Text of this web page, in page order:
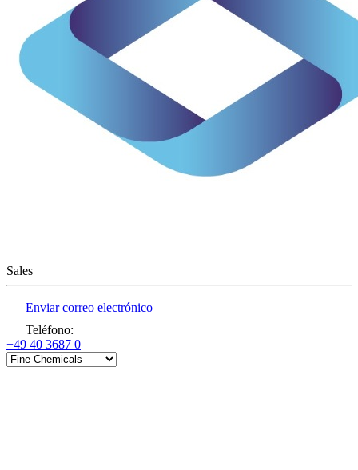
Sales
Enviar correo electrónico
Teléfono:
+49 40 3687 0